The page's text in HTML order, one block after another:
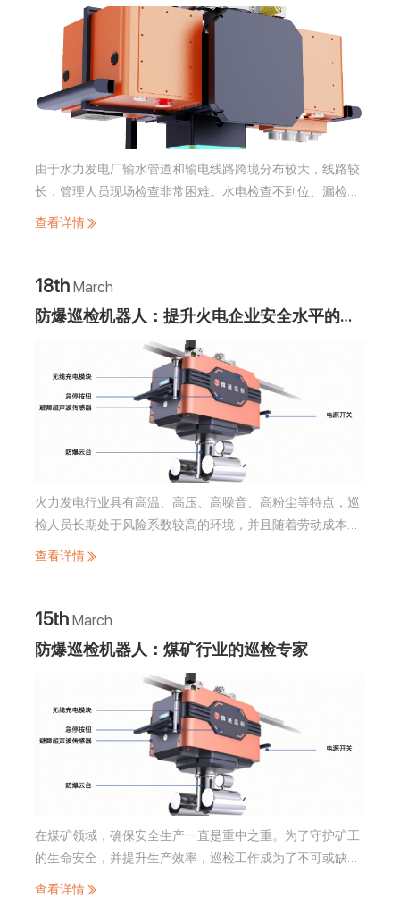
由于水力发电厂输水管道和输电线路跨境分布较大，线路较
长，管理人员现场检查非常困难。水电检查不到位、漏检或
不准时；人工记录数据缺乏可靠性、易漏项等问题；管理人
查看详情
18th March
防爆巡检机器人：提升火电企业安全水平的新
火力发电行业具有高温、高压、高噪音、高粉尘等特点，巡
检人员长期处于风险系数较高的环境，并且随着劳动成本逐
年上升、用工难等问题，电厂巡检队伍日益薄弱。因此，越
查看详情
15th March
防爆巡检机器人：煤矿行业的巡检专家
在煤矿领域，确保安全生产一直是重中之重。为了守护矿工
的生命安全，并提升生产效率，巡检工作成为了不可或缺的
环节。然而，传统的人工巡检方式存在着较高的安全风险、
查看详情